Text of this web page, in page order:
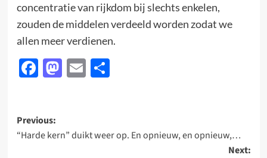
concentratie van rijkdom bij slechts enkelen,
zouden de middelen verdeeld worden zodat we
allen meer verdienen.
Facebook
Mastodon
EmailDelen
Post
navigation
Previous:
“Harde kern” duikt weer op. En opnieuw, en opnieuw,…
Next: